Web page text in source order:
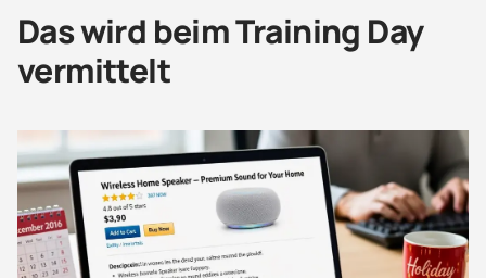
Das wird beim Training Day
vermittelt